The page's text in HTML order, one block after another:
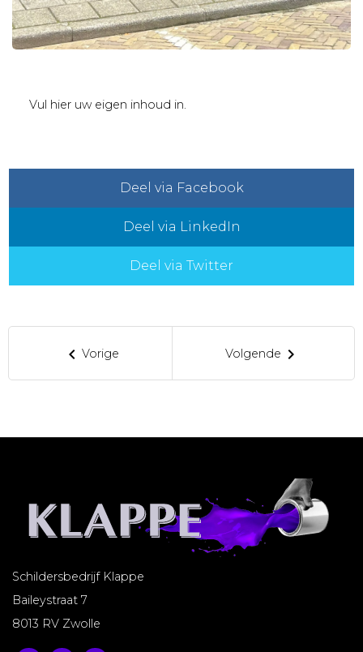
Vul hier uw eigen inhoud in.
Deel via Facebook
Deel via LinkedIn
Deel via Twitter
keyboard_arrow_left Vorige Volgende keyboard_arrow_right
Schildersbedrijf Klappe
Baileystraat 7
8013 RV Zwolle